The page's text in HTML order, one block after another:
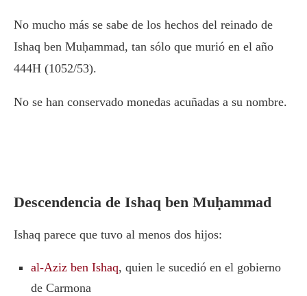
No mucho más se sabe de los hechos del reinado de
Ishaq ben Muḥammad, tan sólo que murió en el año
444H (1052/53).
No se han conservado monedas acuñadas a su nombre.
Descendencia de Ishaq ben Muḥammad
Ishaq parece que tuvo al menos dos hijos:
al-Aziz ben Ishaq, quien le sucedió en el gobierno
de Carmona